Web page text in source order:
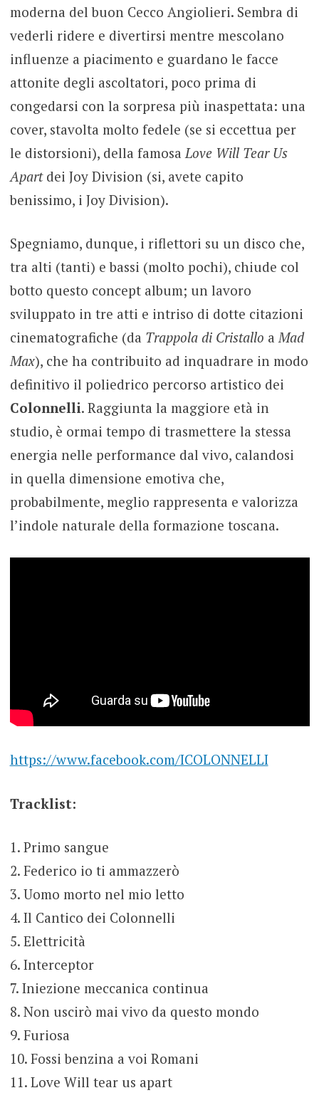
moderna del buon Cecco Angiolieri. Sembra di
vederli ridere e divertirsi mentre mescolano
influenze a piacimento e guardano le facce
attonite degli ascoltatori, poco prima di
congedarsi con la sorpresa più inaspettata: una
cover, stavolta molto fedele (se si eccettua per
le distorsioni), della famosa Love Will Tear Us
Apartdei Joy Division (si, avete capito
benissimo, i Joy Division).
Spegniamo, dunque, i riflettori su un disco che,
tra alti (tanti) e bassi (molto pochi), chiude col
botto questo concept album; un lavoro
sviluppato in tre atti e intriso di dotte citazioni
cinematografiche (da Trappola di Cristallo aMad
Max), che ha contribuito ad inquadrare in modo
definitivo il poliedrico percorso artistico dei
Colonnelli. Raggiunta la maggiore età in
studio, è ormai tempo di trasmettere la stessa
energia nelle performance dal vivo, calandosi
in quella dimensione emotiva che,
probabilmente, meglio rappresenta e valorizza
l’indole naturale della formazione toscana.
https://www.facebook.com/ICOLONNELLI
Tracklist:
1. Primo sangue
2. Federico io ti ammazzerò
3. Uomo morto nel mio letto
4. Il Cantico dei Colonnelli
5. Elettricità
6. Interceptor
7. Iniezione meccanica continua
8. Non uscirò mai vivo da questo mondo
9. Furiosa
10. Fossi benzina a voi Romani
11. Love Will tear us apart